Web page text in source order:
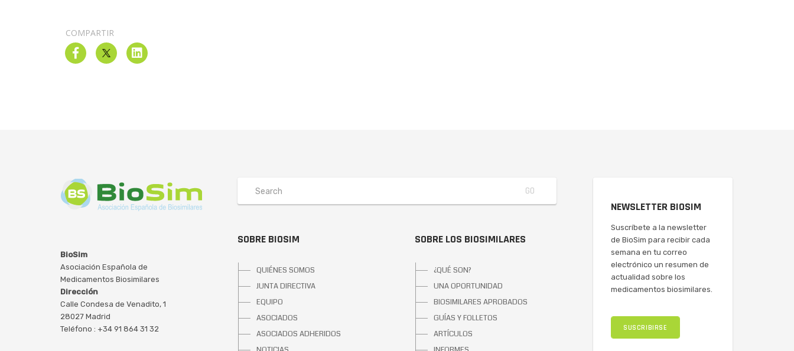
COMPARTIR
BioSim
Asociación Española de
Medicamentos Biosimilares
Dirección
Calle Condesa de Venadito, 1
28027 Madrid
Teléfono : +34 91 864 31 32
SOBRE BIOSIM
QUIÉNES SOMOS
JUNTA DIRECTIVA
EQUIPO
ASOCIADOS
ASOCIADOS ADHERIDOS
SOBRE LOS BIOSIMILARES
¿QUÉ SON?
UNA OPORTUNIDAD
BIOSIMILARES APROBADOS
GUÍAS Y FOLLETOS
ARTÍCULOS
NEWSLETTER BIOSIM
Suscríbete a la newsletter
de BioSim para recibir cada
semana en tu correo
electrónico un resumen de
actualidad sobre los
medicamentos biosimilares.
SUSCRIBIRSE